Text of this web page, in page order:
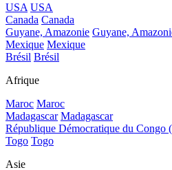
USA USA
Canada Canada
Guyane, Amazonie Guyane,
Mexique Mexique
Brésil Brésil
Afrique
Maroc Maroc
Madagascar Madagascar
République Démocratique du Congo
Togo Togo
Asie